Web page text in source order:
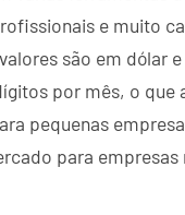
e muito
são em dólar
por mês, o que
pequenas
para